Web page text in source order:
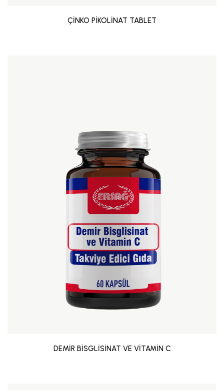
ÇİNKO PİKOLİNAT TABLET
DEMİR BİSGLİSİNAT VE VİTAMİN C